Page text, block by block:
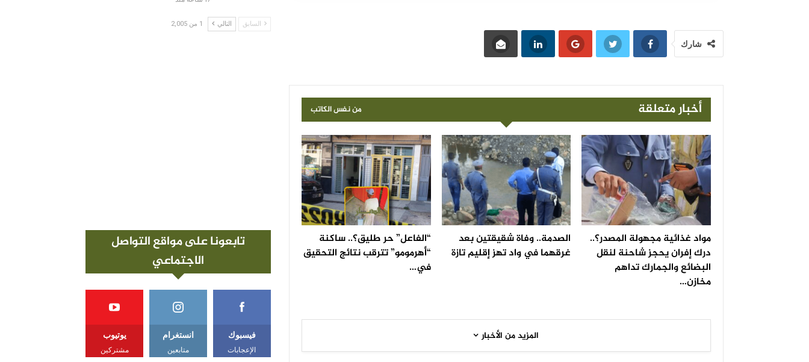
شارك
أخبار متعلقة من نفس الكاتب
مواد غذائية مجهولة المصدر؟..
درك إفران يحجز شاحنة لنقل
البضائع والجمارك تداهم
مخازن…
الصدمة.. وفاة شقيقتين بعد
غرقهما في واد تهز إقليم تازة
“الفاعل” حر طليق؟.. ساكنة
“أهرمومو” تترقب نتائج التحقيق
في…
المزيد من الأخبار
السابق التالي 1 من 2,005
تابعونا على مواقع التواصل
الاجتماعي
فيسبوك
الإعجابات
انستغرام
متابعين
يوتيوب
مشتركين